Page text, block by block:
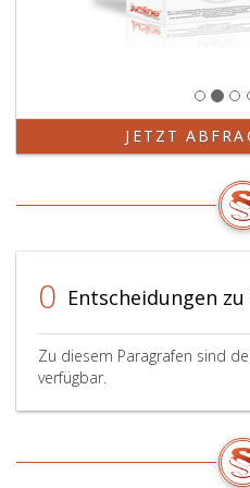
JETZT
0 Entscheidungen zu
Zu diesem Paragrafen sind
verfügbar.